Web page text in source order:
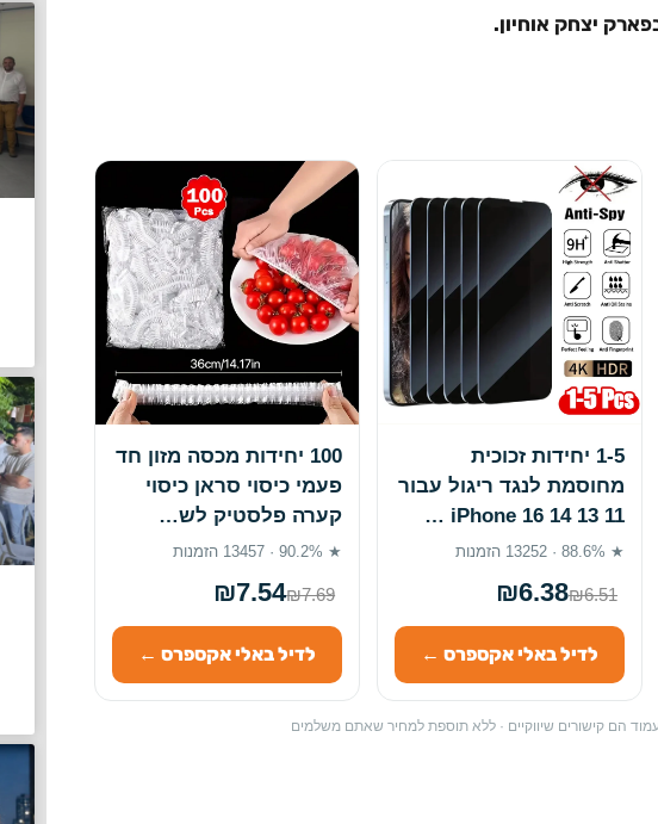
יצחק אוחיון.
1-5 יחידות זכוכית
מחוסמת לנגד ריגול עבור
iPhone 16 14 13 11 …
★ 88.6% · 13252 הזמנות
₪6.38₪6.51
לדיל באלי אקספרס ←
100 יחידות מכסה מזון חד
פעמי כיסוי סראן כיסוי
קערה פלסטיק לש…
★ 90.2% · 13457 הזמנות
₪7.54₪7.69
לדיל באלי אקספרס ←
הם קישורים שיווקיים · ללא תוספת למחיר שאתם משלמים